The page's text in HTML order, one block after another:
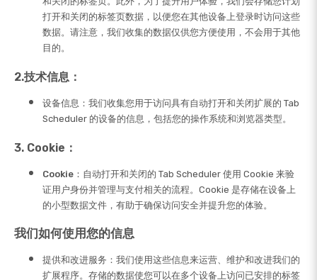
打开和关闭的标签页数据，以便您在其他设备上登录时访问这些
数据。请注意，我们收集的数据仅供您方便使用，不会用于其他
目的。
2.技术信息：
设备信息： 我们收集您用于访问具有自动打开和关闭扩展的 Tab
Scheduler 的设备的信息，包括您的操作系统和浏览器类型。
3. Cookie：
Cookie： 自动打开和关闭的 Tab Scheduler 使用 Cookie 来验
证用户身份并管理与支付相关的流程。Cookie 是存储在设备上
的小型数据文件，有助于确保访问安全并提升您的体验。
我们如何使用您的信息
提供和改进服务： 我们使用这些信息来运营、维护和改进我们的
扩展程序。存储的数据使您可以在多个设备上访问已安排的标签